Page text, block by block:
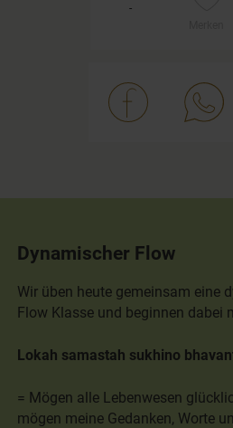
-
Dynamischer Flow
Wir üben heute gemeinsam eine
Flow Klasse und beginnen dabei
Lokah samastah sukhino
= Mögen alle Lebenwesen
mögen meine Gedanken, Worte